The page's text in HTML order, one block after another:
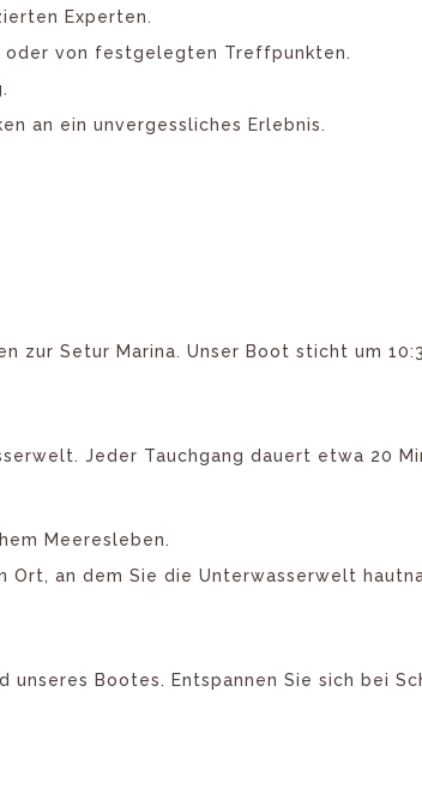
Experten.
oder von festgelegten Treffpunkten.
an ein unvergessliches Erlebnis.
zur Setur Marina. Unser Boot sticht um
Jeder Tauchgang dauert etwa 20
Meeresleben.
an dem Sie die Unterwasserwelt
Bootes. Entspannen Sie sich bei